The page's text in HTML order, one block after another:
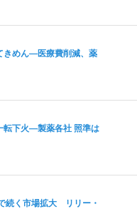
きめん―医療費削減、薬
下火―製薬各社 照準は
続く市場拡大 リリー・